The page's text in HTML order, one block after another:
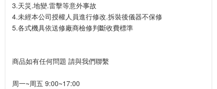
3.天災.地變.雷擊等意外事故
4.未經本公司授權人員進行修改.拆裝後儀器不保修
5.各式機具依送修廠商檢修判斷收費標準
商品如有任何問題 請與我們聯繫
周一~周五 9:00~17:00